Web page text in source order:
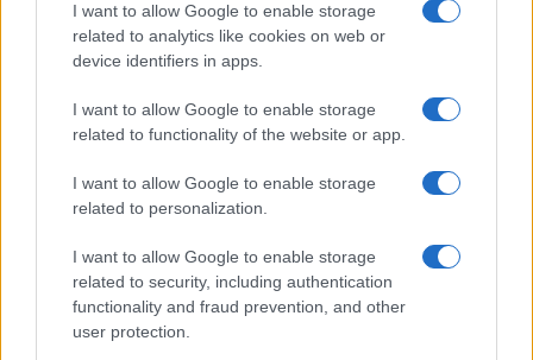
I want to allow Google to enable storage
related to analytics like cookies on web or
device identifiers in apps.
I want to allow Google to enable storage
related to functionality of the website or app.
I want to allow Google to enable storage
related to personalization.
I want to allow Google to enable storage
related to security, including authentication
functionality and fraud prevention, and other
user protection.
Poi, Weidel accenna al gasdottoNord Stream
sua “distruzione” (espressione anodìna, come si
fosse trattato di un evento naturale), la quale “ha
gettato luce sulla nostra severa dipendenza dal
potrebbe anche leggere una rinuncia a tornare a
quella severa dipendenza. Magari non ad una
dipendenza moderata … il che suggerirebbe una
sorta di compromesso con la parte più putiniana
del partito, che i quattro tubi del gasdotto
vorrebbe riaprirli proprio tutti.